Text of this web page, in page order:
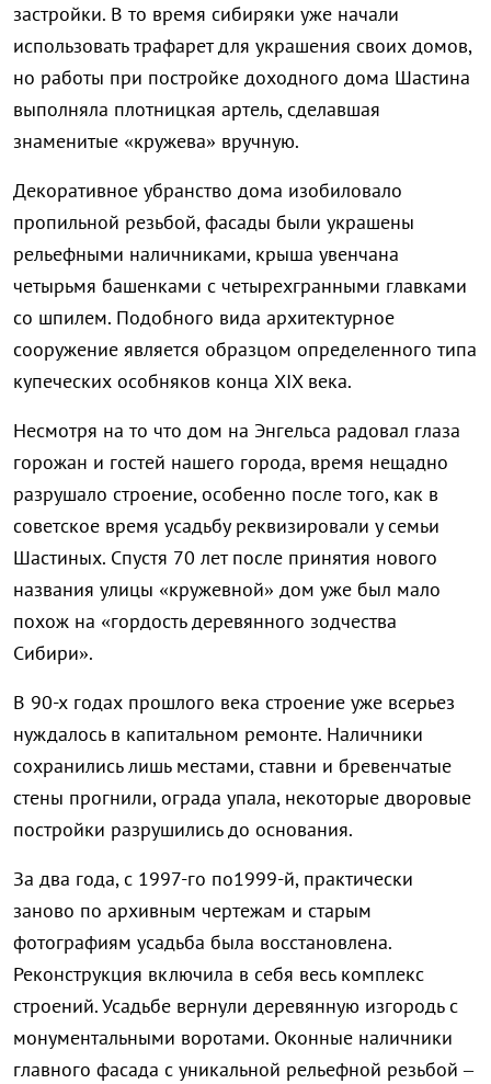
застройки. В то время сибиряки уже начали
использовать трафарет для украшения своих домов,
но работы при постройке доходного дома Шастина
выполняла плотницкая артель, сделавшая
знаменитые «кружева» вручную.
Декоративное убранство дома изобиловало
пропильной резьбой, фасады были украшены
рельефными наличниками, крыша увенчана
четырьмя башенками с четырехгранными главками
со шпилем. Подобного вида архитектурное
сооружение является образцом определенного типа
купеческих особняков конца XIX века.
Несмотря на то что дом на Энгельса радовал глаза
горожан и гостей нашего города, время нещадно
разрушало строение, особенно после того, как в
советское время усадьбу реквизировали у семьи
Шастиных. Спустя 70 лет после принятия нового
названия улицы «кружевной» дом уже был мало
похож на «гордость деревянного зодчества
Сибири».
В 90-х годах прошлого века строение уже всерьез
нуждалось в капитальном ремонте. Наличники
сохранились лишь местами, ставни и бревенчатые
стены прогнили, ограда упала, некоторые дворовые
постройки разрушились до основания.
За два года, с 1997-го по1999-й, практически
заново по архивным чертежам и старым
фотографиям усадьба была восстановлена.
Реконструкция включила в себя весь комплекс
строений. Усадьбе вернули деревянную изгородь с
монументальными воротами. Оконные наличники
главного фасада с уникальной рельефной резьбой –